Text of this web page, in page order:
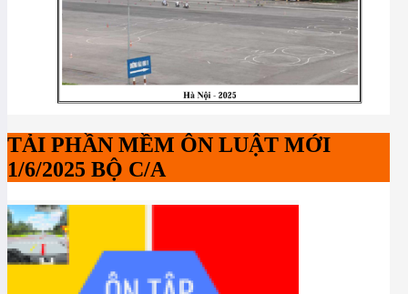
TẢI PHẦN MỀM ÔN LUẬT MỚI
1/6/2025 BỘ C/A